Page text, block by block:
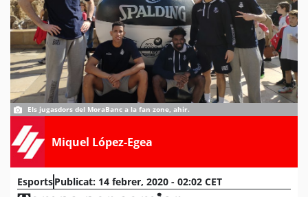
Els jugasdors del MoraBanc a la fan zone, ahir.
Miquel López-Egea
EsportsPublicat: 14 febrer, 2020 - 02:02 CET